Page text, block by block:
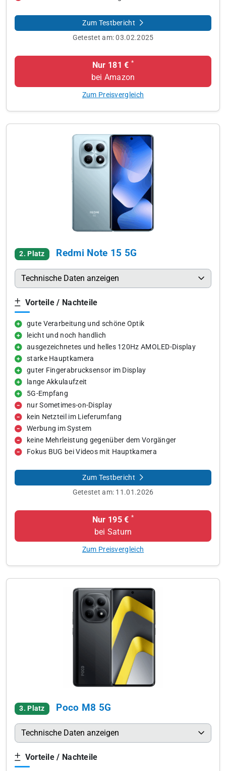
Zum Testbericht
Getestet am:03.02.2025
Nur 181 € *
bei Amazon
Zum Preisvergleich
2. Platz Redmi Note 15 5G
Technische Daten anzeigen
Vorteile / Nachteile
gute Verarbeitung und schöne Optik
leicht und noch handlich
ausgezeichnetes und helles 120Hz AMOLED-Display
starke Hauptkamera
guter Fingerabrucksensor im Display
lange Akkulaufzeit
5G-Empfang
nur Sometimes-on-Display
kein Netzteil im Lieferumfang
Werbung im System
keine Mehrleistung gegenüber dem Vorgänger
Fokus BUG bei Videos mit Hauptkamera
Zum Testbericht
Getestet am: 11.01.2026
Nur 195 € *
bei Saturn
Zum Preisvergleich
3. Platz Poco M8 5G
Technische Daten anzeigen
Vorteile / Nachteile